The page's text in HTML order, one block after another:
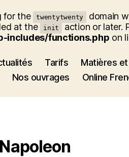
for the twentytwenty
domain
at the
init action or later.
includes/functions.php on
Tarifs
Matières
Nos ouvrages Online